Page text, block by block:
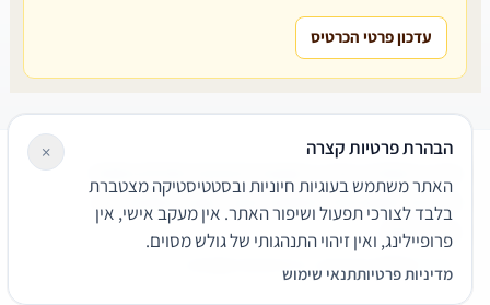
עדכון פרטי הכרטיס
שירותים משפטיים
דרושים צור קשר נגישותפרטיות
תנאי שימוש
© 2026 הפירמה. כל הזכויות שמורות.
הבהרת פרטיות קצרה
האתר משתמש בעוגיות חיוניות ובסטטיסטיקה מצטברת
בלבד לצורכי תפעול ושיפור האתר. אין מעקב אישי, אין
פרופיילינג, ואין זיהוי התנהגותי של גולש מסוים.
מדיניות פרטיותתנאי שימוש
×